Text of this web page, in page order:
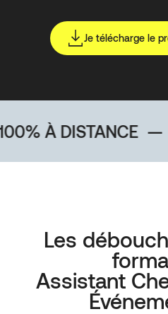
Je télécharge le
— SANS
Les
Assistant